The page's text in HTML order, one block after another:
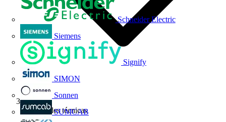
Schneider Electric
Siemens
Signify
SIMON
Sonnen
SUMCAB
Novedades técnicas